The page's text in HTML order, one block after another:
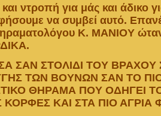
και ντροπή για μάς και άδικο
να συμβεί αυτό.
Κ. ΜΑΝΙΟΥ
ΣΑΝ ΣΤΟΛΙΔΙ ΤΟΥ ΒΡΑΧΟΥ
ΤΩΝ ΒΟΥΝΩΝ ΣΑΝ ΤΟ
ΘΗΡΑΜΑ ΠΟΥ ΟΔΗΓΕΙ
ΚΑΙ ΣΤΑ ΠΙΟ ΑΓΡΙΑ